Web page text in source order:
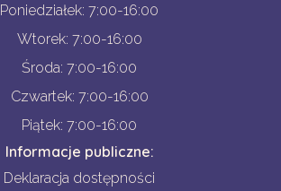
Poniedziałek: 7:00-16:00
Wtorek: 7:00-16:00
Środa: 7:00-16:00
Czwartek: 7:00-16:00
Piątek: 7:00-16:00
Informacje publiczne:
Deklaracja dostępności